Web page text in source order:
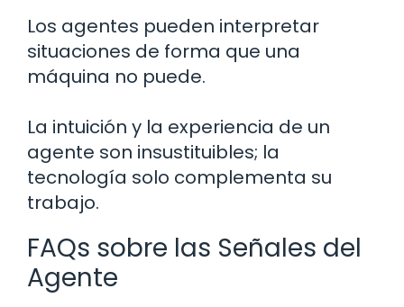
Los agentes pueden interpretar
situaciones de forma que una
máquina no puede.
La intuición y la experiencia de un
agente son insustituibles; la
tecnología solo complementa su
trabajo.
FAQs sobre las Señales del
Agente